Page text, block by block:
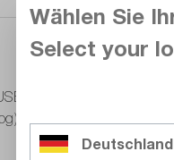
Oszilloskop, 60 MHz
16-bit (1 GS)
Wählen Sie
Select your